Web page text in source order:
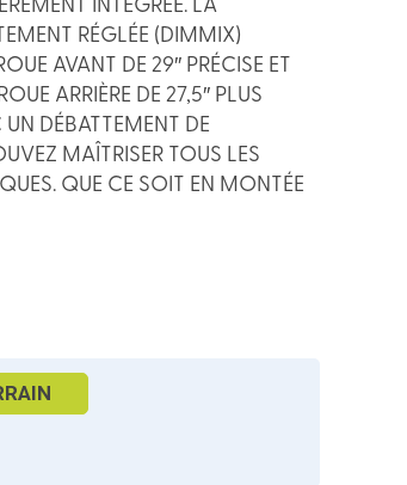
INTÉGRÉE. LA
RÉGLÉE (DIMMIX)
AVANT DE 29″ PRÉCISE ET
ARRIÈRE DE 27,5″ PLUS
DÉBATTEMENT DE
MAÎTRISER TOUS LES
QUE CE SOIT EN MONTÉE